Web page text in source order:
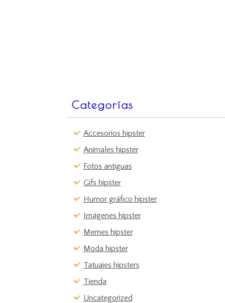
Categorías
Accesorios hipster
Animales hipster
Fotos antiguas
Gifs hipster
Humor gráfico hipster
Imágenes hipster
Memes hipster
Moda hipster
Tatuajes hipsters
Tienda
Uncategorized